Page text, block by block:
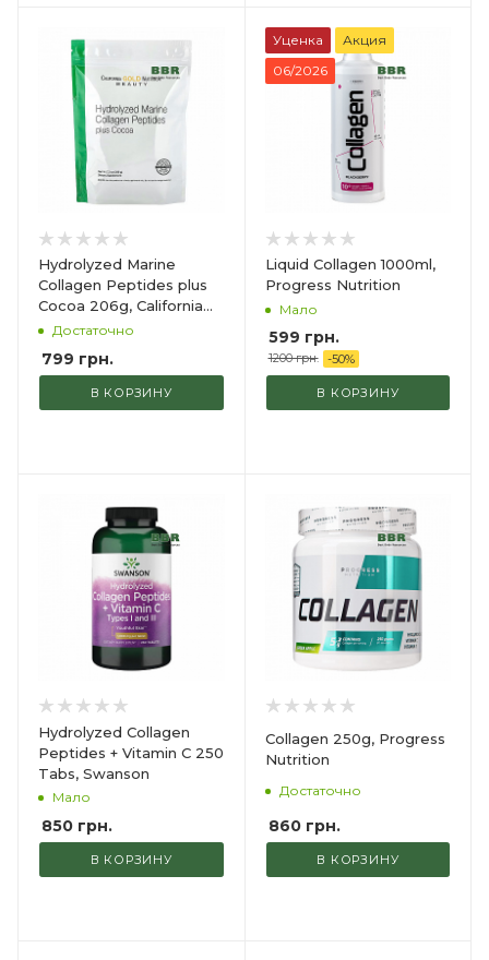
Hydrolyzed Marine
Collagen Peptides plus
Cocoa 206g, California
GOLD Nutrition
Достаточно
799 грн.
В КОРЗИНУ
Уценка
Акция
06/2026
Liquid Collagen 1000ml,
Progress Nutrition
Мало
599 грн.
1200 грн. -50%
В КОРЗИНУ
Hydrolyzed Collagen
Peptides + Vitamin C 250
Tabs, Swanson
Мало
850 грн.
В КОРЗИНУ
Collagen 250g, Progress
Nutrition
Достаточно
860грн.
В КОРЗИНУ